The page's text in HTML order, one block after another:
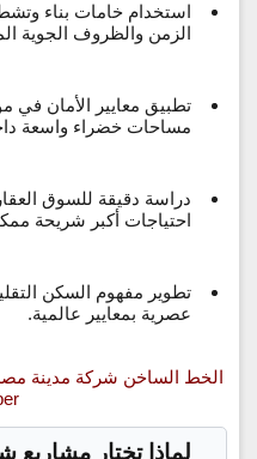
استخدام خامات بناء
الزمن والظروف الجوية
تطبيق معايير الأمان في
مساحات خضراء واسعة
دراسة دقيقة للسوق
احتياجات أكبر شريحة
تطوير مفهوم السكن
عصرية بمعايير عالمية.
الخط الساخن شركة مدينة
لماذا تختار